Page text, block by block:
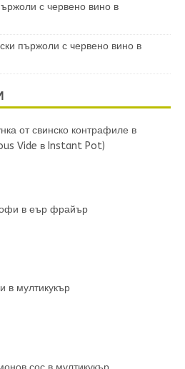
с червено вино в
пържоли с червено вино в
от свинско контрафиле в
Vide в Instant Pot)
в еър фрайър
в мултикукър